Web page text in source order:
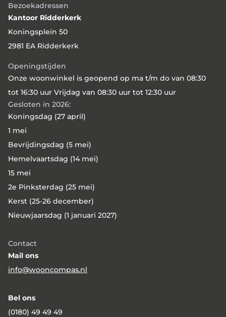
woningen van Havensteder wordt
Wooncompas ook actief op Rotterdam-Zuid,
in de wijken Lombardijen en Vreewijk. Op 9
juli 2026 ondertekenden bestuurders van
taakoverdracht.
Bezoekadressen
Kantoor Ridderkerk
Koningsplein 50
2981 EA Ridderkerk
Openingstijden
Onze woonwinkel is geopend op ma t/m do van 08:30
tot 16:30 uur Vrijdag van 08:30 uur tot 12:30 uur
Gesloten in 2026:
Koningsdag (27 april)
1 mei
Bevrijdingsdag (5 mei)
Hemelvaartsdag (14 mei)
15 mei
2e Pinksterdag (25 mei)
Kerst (25-26 december)
Nieuwjaarsdag (1 januari 2027)
Contact
Mail ons
info@wooncompas.nl
Bel ons
(0180) 49 49 49